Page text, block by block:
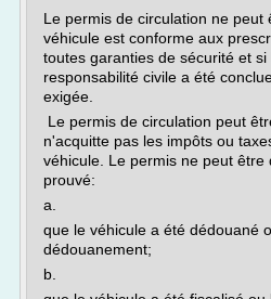
Le permis de circulation ne peut
véhicule est conforme aux
toutes garanties de sécurité et si
responsabilité civile a été
exigée.
Le permis de circulation peut
n'acquitte pas les impôts ou
véhicule. Le permis ne peut être
prouvé:
a.
que le véhicule a été dédouané
dédouanement;
b.